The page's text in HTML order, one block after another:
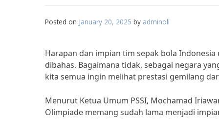
Posted on January 20, 2025 by adminoli
Harapan dan impian tim sepak bola
dibahas. Bagaimana tidak, sebagai negara
kita semua ingin melihat prestasi gemilang
Menurut Ketua Umum PSSI, Mochamad
Olimpiade memang sudah lama menjadi